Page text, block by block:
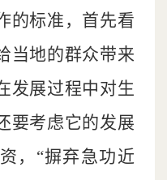
的标准，首先看
当地的群众带来
发展过程中对生
要考虑它的发展
，“摒弃急功近